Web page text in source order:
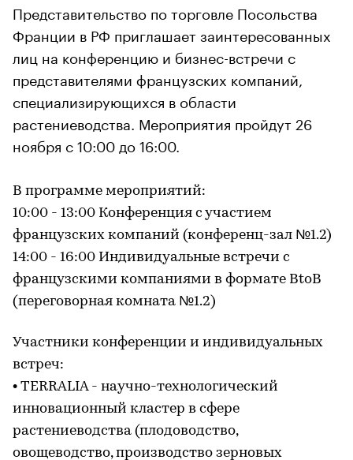
Представительство по торговле Посольства
Франции в РФ приглашает заинтересованных
лиц на конференцию и бизнес-встречи с
представителями французских компаний,
специализирующихся в области
растениеводства. Мероприятия пройдут 26
ноября с 10:00 до 16:00.
В программе мероприятий:
10:00 - 13:00 Конференция с участием
французских компаний (конференц-зал №1.2)
14:00 - 16:00 Индивидуальные встречи с
французскими компаниями в формате BtoB
(переговорная комната №1.2)
Участники конференции и индивидуальных
встреч:
• TERRALIA - научно-технологический
инновационный кластер в сфере
растениеводства (плодоводство,
овощеводство, производство зерновых